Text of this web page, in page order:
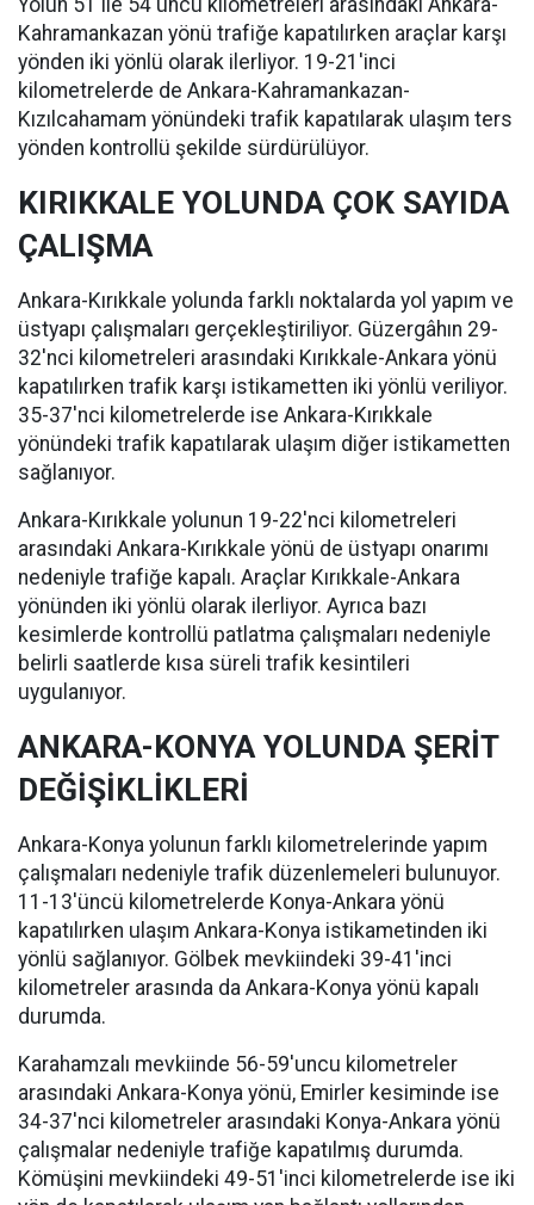
Yolun 51 ile 54'üncü kilometreleri arasındaki Ankara-
Kahramankazan yönü trafiğe kapatılırken araçlar karşı
yönden iki yönlü olarak ilerliyor. 19-21'inci
kilometrelerde de Ankara-Kahramankazan-
Kızılcahamam yönündeki trafik kapatılarak ulaşım ters
yönden kontrollü şekilde sürdürülüyor.
KIRIKKALE YOLUNDA ÇOK SAYIDA
ÇALIŞMA
Ankara-Kırıkkale yolunda farklı noktalarda yol yapım ve
üstyapı çalışmaları gerçekleştiriliyor. Güzergâhın 29-
32'nci kilometreleri arasındaki Kırıkkale-Ankara yönü
kapatılırken trafik karşı istikametten iki yönlü veriliyor.
35-37'nci kilometrelerde ise Ankara-Kırıkkale
yönündeki trafik kapatılarak ulaşım diğer istikametten
sağlanıyor.
Ankara-Kırıkkale yolunun 19-22'nci kilometreleri
arasındaki Ankara-Kırıkkale yönü de üstyapı onarımı
nedeniyle trafiğe kapalı. Araçlar Kırıkkale-Ankara
yönünden iki yönlü olarak ilerliyor. Ayrıca bazı
kesimlerde kontrollü patlatma çalışmaları nedeniyle
belirli saatlerde kısa süreli trafik kesintileri
uygulanıyor.
ANKARA-KONYA YOLUNDA ŞERİT
DEĞİŞİKLİKLERİ
Ankara-Konya yolunun farklı kilometrelerinde yapım
çalışmaları nedeniyle trafik düzenlemeleri bulunuyor.
11-13'üncü kilometrelerde Konya-Ankara yönü
kapatılırken ulaşım Ankara-Konya istikametinden iki
yönlü sağlanıyor. Gölbek mevkiindeki 39-41'inci
kilometreler arasında da Ankara-Konya yönü kapalı
durumda.
Karahamzalı mevkiinde 56-59'uncu kilometreler
arasındaki Ankara-Konya yönü, Emirler kesiminde ise
34-37'nci kilometreler arasındaki Konya-Ankara yönü
çalışmalar nedeniyle trafiğe kapatılmış durumda.
Kömüşini mevkiindeki 49-51'inci kilometrelerde ise iki